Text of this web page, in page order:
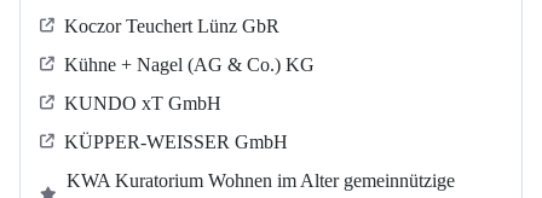
Koczor Teuchert Lünz GbR
Kühne + Nagel (AG & Co.) KG
KUNDO xT GmbH
KÜPPER-WEISSER GmbH
KWA Kuratorium Wohnen im Alter gemeinnützige